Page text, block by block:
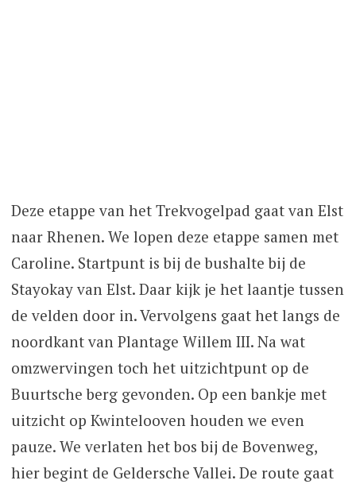
Deze etappe van het Trekvogelpad gaat van Elst
naar Rhenen. We lopen deze etappe samen met
Caroline. Startpunt is bij de bushalte bij de
Stayokay van Elst. Daar kijk je het laantje tussen
de velden door in. Vervolgens gaat het langs de
noordkant van Plantage Willem III. Na wat
omzwervingen toch het uitzichtpunt op de
Buurtsche berg gevonden. Op een bankje met
uitzicht op Kwintelooven houden we even
pauze. We verlaten het bos bij de Bovenweg,
hier begint de Geldersche Vallei. De route gaat